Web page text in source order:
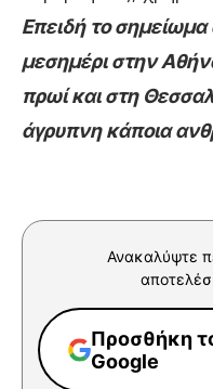
Επειδή το σημείωμα
μεσημέρι στην
πρωί και στη
άγρυπνη κάποια
Ανακαλύψτε
Προσθήκη
Google